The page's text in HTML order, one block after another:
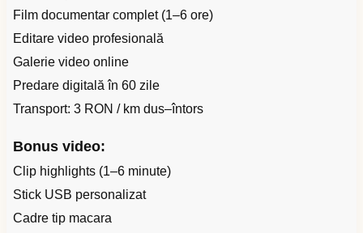
Film documentar complet (1–6 ore)
Editare video profesională
Galerie video online
Predare digitală în 60 zile
Transport: 3 RON / km dus–întors
Bonus video:
Clip highlights (1–6 minute)
Stick USB personalizat
Cadre tip macara